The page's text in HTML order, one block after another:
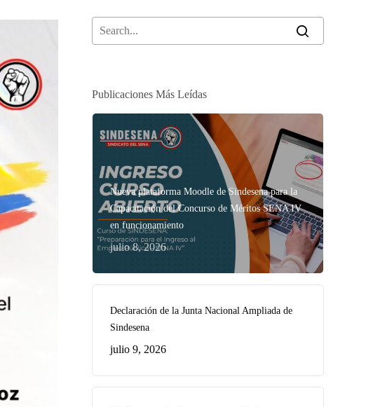
Publicaciones Más Leídas
Nueva plataforma Moodle de Sindesena para la
Capacitación del Concurso de Méritos SENA IV
en funcionamiento
julio 8, 2026
Declaración de la Junta Nacional Ampliada de
Sindesena
julio 9, 2026